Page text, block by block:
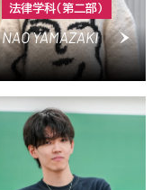
法律学科（第二部）
NAO YAMAZAKI